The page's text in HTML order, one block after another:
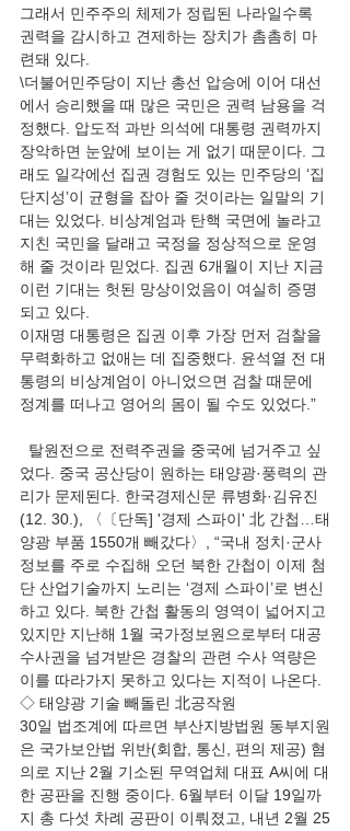
그래서 민주주의 체제가 정립된 나라일수록
권력을 감시하고 견제하는 장치가 촘촘히 마
련돼 있다.
\더불어민주당이 지난 총선 압승에 이어 대선
에서 승리했을 때 많은 국민은 권력 남용을 걱
정했다. 압도적 과반 의석에 대통령 권력까지
장악하면 눈앞에 보이는 게 없기 때문이다. 그
래도 일각에선 집권 경험도 있는 민주당의 ‘집
단지성’이 균형을 잡아 줄 것이라는 일말의 기
대는 있었다. 비상계엄과 탄핵 국면에 놀라고
지친 국민을 달래고 국정을 정상적으로 운영
해 줄 것이라 믿었다. 집권 6개월이 지난 지금
이런 기대는 헛된 망상이었음이 여실히 증명
되고 있다.
이재명 대통령은 집권 이후 가장 먼저 검찰을
무력화하고 없애는 데 집중했다. 윤석열 전 대
통령의 비상계엄이 아니었으면 검찰 때문에
정계를 떠나고 영어의 몸이 될 수도 있었다.”
었다. 중국 공산당이 원하는 태양광·풍력의 관
리가 문제된다. 한국경제신문 류병화·김유진
(12. 30.), 〈〔단독] '경제 스파이' 北 간첩…태
양광 부품 1550개 빼갔다〉, “국내 정치·군사
정보를 주로 수집해 오던 북한 간첩이 이제 첨
단 산업기술까지 노리는 ‘경제 스파이’로 변신
하고 있다. 북한 간첩 활동의 영역이 넓어지고
있지만 지난해 1월 국가정보원으로부터 대공
수사권을 넘겨받은 경찰의 관련 수사 역량은
이를 따라가지 못하고 있다는 지적이 나온다.
◇ 태양광 기술 빼돌린 北공작원
30일 법조계에 따르면 부산지방법원 동부지원
은 국가보안법 위반(회합, 통신, 편의 제공) 혐
의로 지난 2월 기소된 무역업체 대표 A씨에 대
한 공판을 진행 중이다. 6월부터 이달 19일까
지 총 다섯 차례 공판이 이뤄졌고, 내년 2월 25